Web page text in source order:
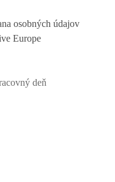
osobných údajov
Europe
deň
skvelý zážitok z
na stránke Cookies.